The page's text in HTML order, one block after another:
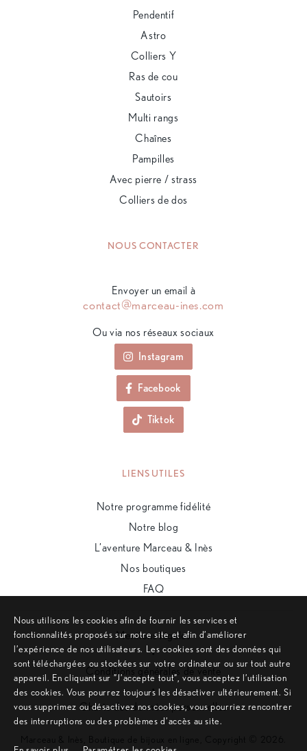
Pendentif
Astro
Colliers Y
Ras de cou
Sautoirs
Multi rangs
Chaînes
Pampilles
Avec pierre / strass
Colliers de dos
NOUS CONTACTER
Envoyer un email à
contact@marceau-ines.com
Ou via nos réseaux sociaux
Instagram
Facebook
Tiktok
LIENS UTILES
Notre programme fidélité
Notre blog
L’aventure Marceau & Inès
Nos boutiques
FAQ
Mentions légales
•
Conditions générales de vente
•
Charte des données personnelles
Nous utilisons les cookies afin de fournir les services et
fonctionnalités proposés sur notre site et afin d’améliorer
l’expérience de nos utilisateurs. Les cookies sont des données qui
sont téléchargées ou stockées sur votre ordinateur ou sur tout autre
appareil. En cliquant sur ”J’accepte tout”, vous acceptez l’utilisation
des cookies. Vous pourrez toujours les désactiver ultérieurement. Si
vous supprimez ou désactivez nos cookies, vous pourriez rencontrer
des interruptions ou des problèmes d’accès au site.